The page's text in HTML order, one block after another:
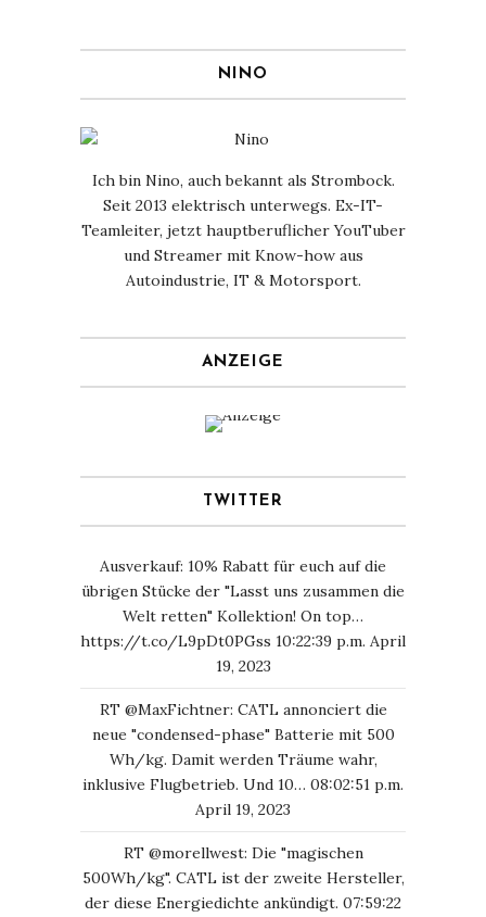
NINO
Ich bin Nino, auch bekannt als Strombock.
Seit 2013 elektrisch unterwegs. Ex-IT-
Teamleiter, jetzt hauptberuflicher YouTuber
und Streamer mit Know-how aus
Autoindustrie, IT & Motorsport.
ANZEIGE
TWITTER
Ausverkauf: 10% Rabatt für euch auf die
übrigen Stücke der "Lasst uns zusammen die
Welt retten" Kollektion! On top…
https://t.co/L9pDt0PGss 10:22:39 p.m. April
19, 2023
RT @MaxFichtner: CATL annonciert die
neue "condensed-phase" Batterie mit 500
Wh/kg. Damit werden Träume wahr,
inklusive Flugbetrieb. Und 10… 08:02:51 p.m.
April 19, 2023
RT @morellwest: Die "magischen
500Wh/kg". CATL ist der zweite Hersteller,
der diese Energiedichte ankündigt. 07:59:22